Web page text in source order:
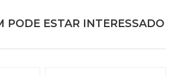
PODE ESTAR INTERESSADO